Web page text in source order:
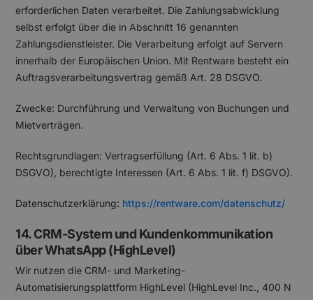
erforderlichen Daten verarbeitet. Die Zahlungsabwicklung
selbst erfolgt über die in Abschnitt 16 genannten
Zahlungsdienstleister. Die Verarbeitung erfolgt auf Servern
innerhalb der Europäischen Union. Mit Rentware besteht ein
Auftragsverarbeitungsvertrag gemäß Art. 28 DSGVO.
Zwecke: Durchführung und Verwaltung von Buchungen und
Mietverträgen.
Rechtsgrundlagen: Vertragserfüllung (Art. 6 Abs. 1 lit. b)
DSGVO), berechtigte Interessen (Art. 6 Abs. 1 lit. f) DSGVO).
Datenschutzerklärung: https://rentware.com/datenschutz/
14. CRM-System und Kundenkommunikation
über WhatsApp (HighLevel)
Wir nutzen die CRM- und Marketing-
Automatisierungsplattform HighLevel (HighLevel Inc., 400 N